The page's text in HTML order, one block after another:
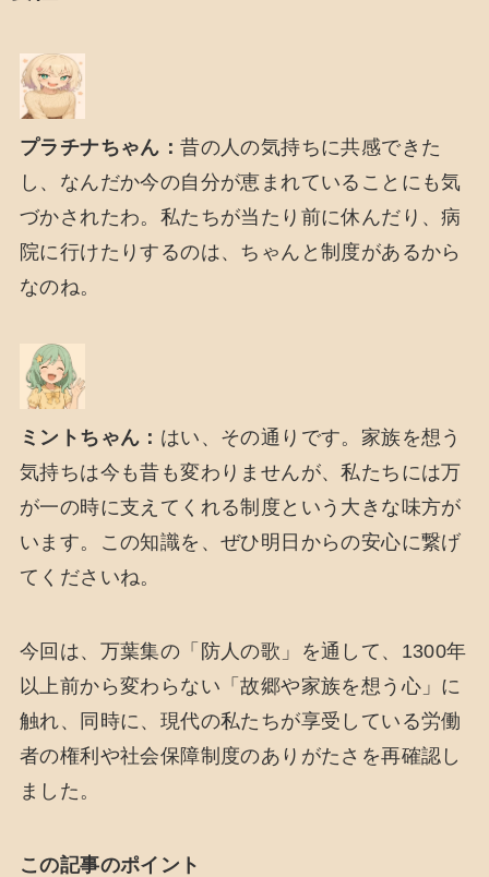
プラチナちゃん：昔の人の気持ちに共感できた
し、なんだか今の自分が恵まれていることにも気
づかされたわ。私たちが当たり前に休んだり、病
院に行けたりするのは、ちゃんと制度があるから
なのね。
ミントちゃん： はい、その通りです。家族を想う
気持ちは今も昔も変わりませんが、私たちには万
が一の時に支えてくれる制度という大きな味方が
います。この知識を、ぜひ明日からの安心に繋げ
てくださいね。
今回は、万葉集の「防人の歌」を通して、1300年
以上前から変わらない「故郷や家族を想う心」に
触れ、同時に、現代の私たちが享受している労働
者の権利や社会保障制度のありがたさを再確認し
ました。
この記事のポイント